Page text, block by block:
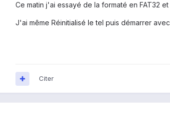
Ce matin j'ai essayé de la formaté en FAT32
J'ai même Réinitialisé le tel puis démarrer
Citer